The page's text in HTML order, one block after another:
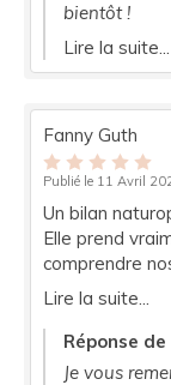
bientôt !
Lire la suite...
Fanny Guth
Publié le 11 Avril
Un bilan
Elle prend
comprendre
adaptés. J’ai
concrètes
recommande
Lire la suite...
Réponse
Je vous